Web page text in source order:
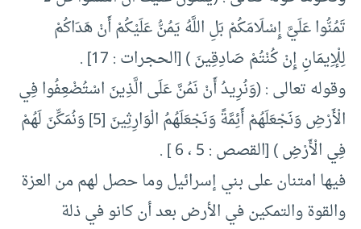
تَمُنُّوا عَلَيَّ إِسْلَامَكُمْ بَلِ اللَّهُ يَمُنُّ عَلَيْكُمْ أَنْ هَدَاكُمْ
لِلْإِيمَانِ إِنْ كُنْتُمْ صَادِقِينَ ) [الحجرات : 17] .
وقوله تعالى : (وَنُرِيدُ أَنْ نَمُنَّ عَلَى الَّذِينَ اسْتُضْعِفُوا فِي
الْأَرْضِ وَنَجْعَلَهُمْ أَئِمَّةً وَنَجْعَلَهُمُ الْوَارِثِينَ [5] وَنُمَكِّنَ لَهُمْ
فِي الْأَرْضِ ) [القصص : 5 ، 6 ] .
فيها امتنان على بني إسرائيل وما حصل لهم من العزة
والقوة والتمكين في الأرض بعد أن كانو في ذلة